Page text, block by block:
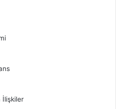
İlişkiler